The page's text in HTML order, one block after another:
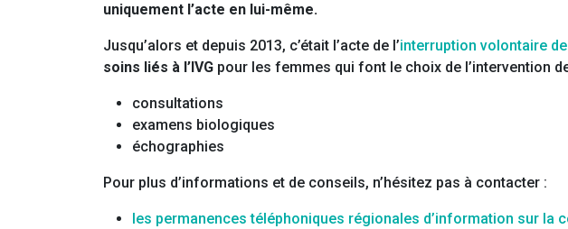
uniquement l’acte en lui-même.
Jusqu’alors et depuis 2013, c’était l’acte de l’interruption volontaire
soins liés à l’IVG pour les femmes qui font le choix de l’intervention
consultations
examens biologiques
échographies
Pour plus d’informations et de conseils, n’hésitez pas à contacter :
les permanences téléphoniques régionales d’information sur la